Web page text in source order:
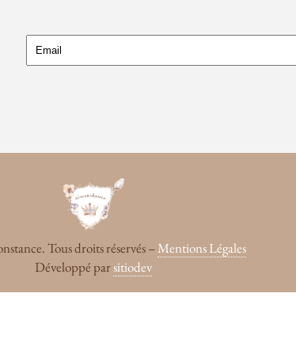
Tous droits réservés –Mentions Légales
Développé parsitiodev